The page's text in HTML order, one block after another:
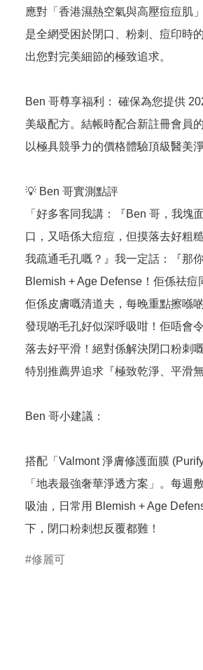
應對「香港濕熱空氣與高壓痘痘肌
是全網受困於閉口、粉刺、痘印時
出您對完美細節的極致追求。
Ben 哥尊享福利： 確保為您提供
美級配方。結帳時配合新註冊會員
以極具競爭力的價格體驗頂級醫美淨
💡 Ben 哥實測點評
「好多客同我講：『Ben 哥，我塊
口，又唔係大痘痘，但摸落去好粗
我疏通毛孔嘅？』我一定話：『那
Blemish + Age Defense！佢係祛
佢係皮膚嘅清道夫，每晚重點擦喺
發現啲毛孔好似深呼吸咁！佢唔會
落去好平滑！絕對係解決閉口粉刺
特別推薦畀追求『極致乾淨、平滑
Ben 哥小建議：
搭配「Valmont 淨膚修護面膜
「地表最強奢華淨透方案」。每週
吸油，日常用 Blemish + Age
下，閉口粉刺想反覆都難！
修麗可